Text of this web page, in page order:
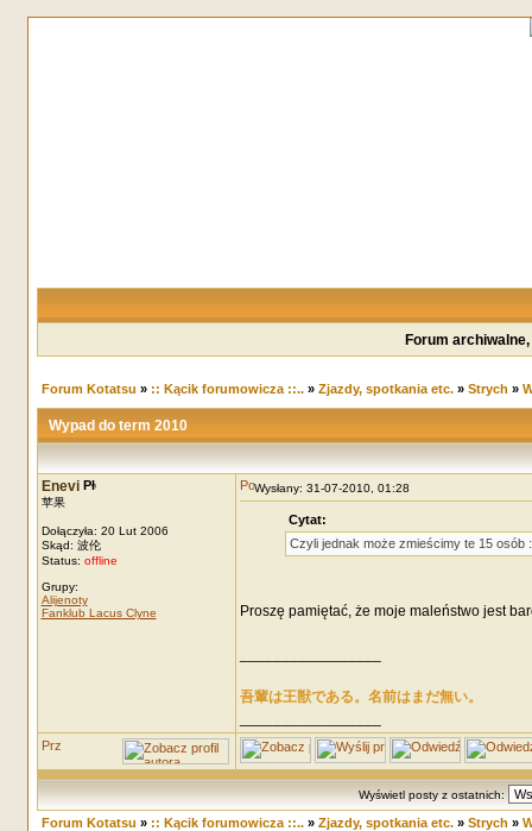
Forum
Forum Kotatsu » :: Kącik forumowicza ::..» Zjazdy, spotkania etc.» Strych »
Wypad do term 2010
Enevi
苹果
Dołączyła: 20 Lut 2006
Skąd: 波伦
Status: offline
Grupy:
Alijenoty
Fanklub Lacus Clyne
Wysłany: 31-07-2010, 01:28
Cytat:
Czyli jednak może zmieścimy te 15 osób
Proszę pamiętać, że moje maleństwo jest
吾輩は王獣である。名前はまだ無い。
Wyświetl posty z ostatnich:
Forum Kotatsu » :: Kącik forumowicza ::..» Zjazdy, spotkania etc.» Strych »